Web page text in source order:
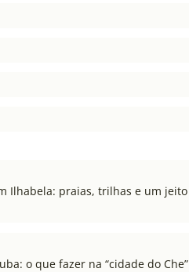
Ilhabela: praias, trilhas e um
o que fazer na “cidade do Che”